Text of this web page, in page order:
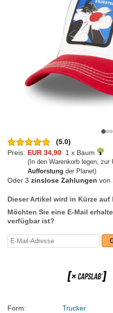
(5.0)
Preis: EUR 34,90 1 x Baum
(In den Warenkorb legen, zur
Aufforstung der Planet)
Oder 3 zinslose Zahlungen von
Dieser Artikel wird in Kürze auf
Möchten Sie eine E-Mail
verfügbar ist?
Form:
Trucker